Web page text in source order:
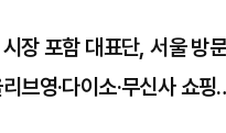
장 포함 대표단, 서울 방
브영·다이소·무신사 쇼